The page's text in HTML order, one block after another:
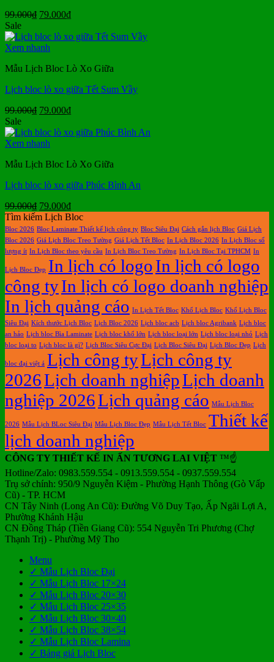
99.000₫ Giá
là:
99.000₫.
79.000₫Giá
tại
Sale
Xem nhanh
Mẫu Lịch Bloc Lò Xo Giữa
Lịch bloc lò xo giữa Tết Sum Vầy
99.000₫ Giá
là:
99.000₫.
79.000₫Giá
tại
Sale
Xem nhanh
Mẫu Lịch Bloc Lò Xo Giữa
Lịch bloc lò xo giữa Phúc Bình An
99.000₫ Giá
gốc
là:
99.000₫.
79.000₫Giá
hiện
tại
là:
79.000₫.
Tìm kiếm Lịch Bloc
Bloc 2026 Bloc Laminate Thiết kế lịch công ty Bloc Siêu Đại Cách gắn lịch Bloc Giá Lịch
Bloc 2026 Giá Lịch Bloc Treo Tường Giá Lịch Tết Bloc In Lịch Bloc 2026 In Lịch Bloc số
lượng ít In Lịch Bloc theo yêu cầu In Lịch Bloc Treo Tường In Lịch Bloc Tại TPHCM In
Lịch Bloc Đẹp In lịch có logoIn lịch có logo
công tyIn lịch có logo doanh nghiệp
In lịch quảng cáo In Lịch Tết Bloc Khổ Lịch Bloc Khổ Lịch Bloc
Siêu Đại Kích thước Lịch Bloc Lịch Bloc 2026 Lịch bloc acb Lịch bloc Agribank Lịch bloc
an hảo Lịch bloc Bìa Laminate Lịch bloc khổ lớn Lịch bloc loại lớn Lịch bloc loại nhỏ Lịch
bloc loại to Lịch bloc là gì? Lịch Bloc Siêu Cực Đại Lịch Bloc Siêu Đại Lịch Bloc Đẹp Lịch
bloc đại việt á Lịch công tyLịch công ty
2026Lịch doanh nghiệpLịch doanh
nghiệp 2026Lịch quảng cáo Mẫu Lịch Bloc
2026 Mẫu Lịch BLoc Siêu Đại Mẫu Lịch Bloc Đẹp Mẫu Lịch Tết Bloc Thiết kế
lịch doanh nghiệp
CÔNG TY THIẾT KẾ IN ẤN TƯƠNG LAI VIỆT ™☝️
Hotline/Zalo: 0983.559.554 - 0913.559.554 - 0937.559.554
Trụ sở chính: 950/9 Nguyễn Kiệm - Phường Hạnh Thông (Gò Vấp
Cũ) - TP. HCM
CN Tây Ninh (Long An Cũ): Đường Võ Duy Tạo, Ấp Ngãi Lợi A,
Phường Khánh Hậu
CN Đồng Tháp (Tiền Giang Cũ): 554 Nguyễn Tri Phương (Chợ
Thạnh Trị) - Phường Mỹ Tho
Menu
✓ Mẫu Lịch Bloc Đại
✓ Mẫu Lịch Bloc 17×24
✓ Mẫu Lịch Bloc 20×30
✓ Mẫu Lịch Bloc 25×35
✓ Mẫu Lịch Bloc 30×40
✓ Mẫu Lịch Bloc 38×54
✓ Mẫu Lịch Bloc Lamina
✓ Bảng giá Lịch Bloc